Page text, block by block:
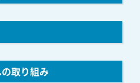
取り組み